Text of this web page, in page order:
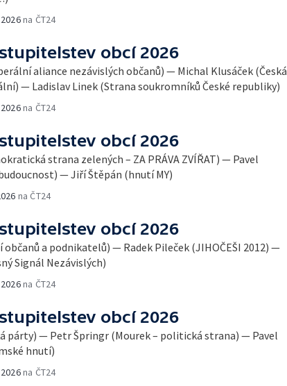
na ČT24
obcí 2026
aliance nezávislých občanů) — Michal Klusáček (Česká
— Ladislav Linek (Strana soukromníků České republiky)
na ČT24
obcí 2026
strana zelených – ZA PRÁVA ZVÍŘAT) — Pavel
— Jiří Štěpán (hnutí MY)
na ČT24
obcí 2026
a podnikatelů) — Radek Pileček (JIHOČEŠI 2012) —
Signál Nezávislých)
na ČT24
obcí 2026
párty) — Petr Špringr (Mourek – politická strana) — Pavel
hnutí)
na ČT24